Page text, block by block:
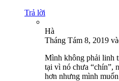
Trả lời
Hà
Tháng Tám 8, 2019
Mình không phải linh
tại vì nó chưa “chín”,
hơn nhưng mình